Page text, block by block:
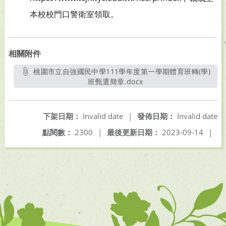
本校校門口警衛室領取。
相關附件
桃園市立自強國民中學111學年度第一學期體育班轉(學)
班甄選簡章.docx
發佈日期： Invalid date
下架日期： Invalid date
|
最後更新日期： 2023-09-14 |
點閱數： 2300 |